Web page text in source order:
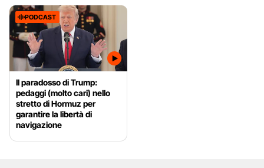
PODCAST
Il paradosso di Trump:
pedaggi (molto cari) nello
stretto di Hormuz per
garantire la libertà di
navigazione